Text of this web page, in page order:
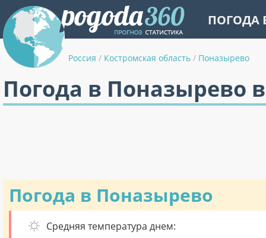
ПОГОДА
Россия / Костромская область / Поназырево
Погода в Поназырево
Погода в Поназырево
Средняя температура днем: